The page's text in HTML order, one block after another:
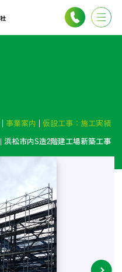
事業案内
仮設工事：施工実績
浜松市内S造2階建工場新築工事
next